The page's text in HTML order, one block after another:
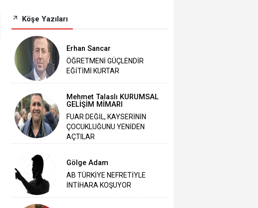
Köşe Yazıları
Erhan Sancar
ÖĞRETMENİ GÜÇLENDİR
EĞİTİMİ KURTAR
Mehmet Talaslı KURUMSAL
GELİŞİM MİMARI
FUAR DEĞİL, KAYSERİNİN
ÇOCUKLUĞUNU YENİDEN
AÇTILAR
Gölge Adam
AB TÜRKİYE NEFRETİYLE
İNTİHARA KOŞUYOR